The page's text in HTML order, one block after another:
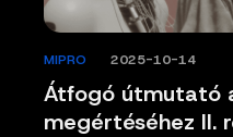
Átfogó útmutató
megértéséhez II.
MIPRO 2025-10-14